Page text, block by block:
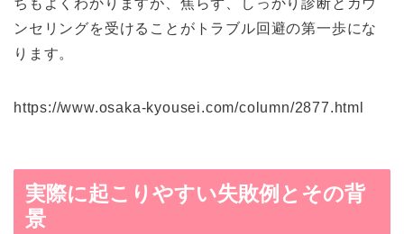
ンセリングを受けることがトラブル回避の第一歩にな
ります。
https://www.osaka-kyousei.com/column/2877.html
実際に起こりやすい失敗例とその背
景